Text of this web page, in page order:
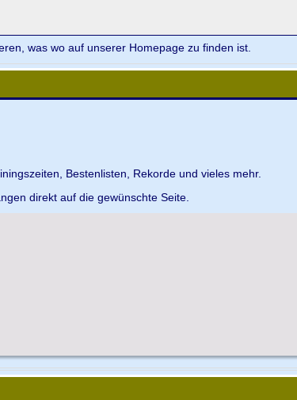
was wo auf unserer Homepage zu finden ist.
Bestenlisten, Rekorde und vieles mehr.
direkt auf die gewünschte Seite.